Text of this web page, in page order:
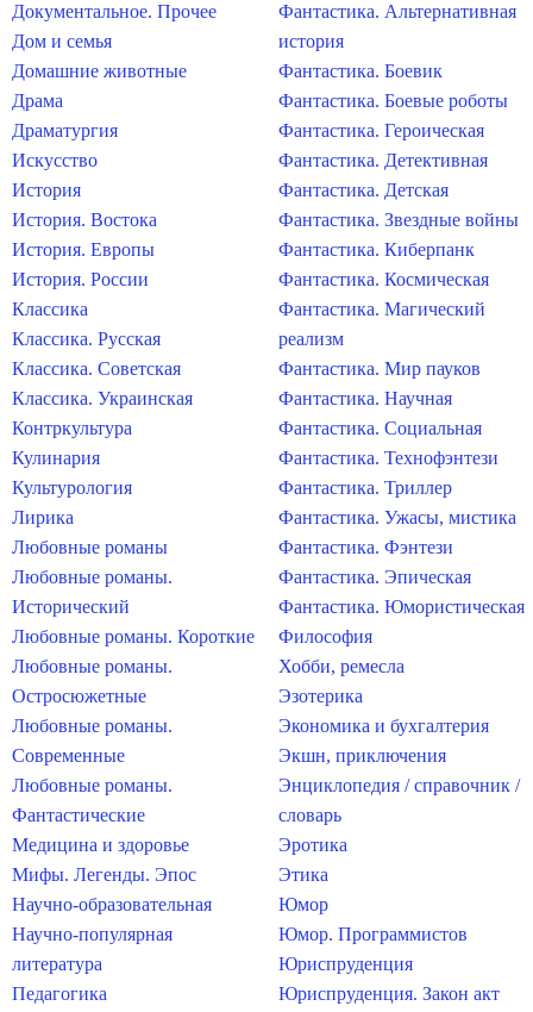
Документальное. Прочее
Дом и семья
Домашние животные
Драма
Драматургия
Искусство
История
История. Востока
История. Европы
История. России
Классика
Классика. Русская
Классика. Советская
Классика. Украинская
Контркультура
Кулинария
Культурология
Лирика
Любовные романы
Любовные романы.
Исторический
Любовные романы. Короткие
Любовные романы.
Остросюжетные
Любовные романы.
Современные
Любовные романы.
Фантастические
Медицина и здоровье
Мифы. Легенды. Эпос
Научно-образовательная
Научно-популярная
литература
Педагогика
Фантастика. Альтернативная
история
Фантастика. Боевик
Фантастика. Боевые роботы
Фантастика. Героическая
Фантастика. Детективная
Фантастика. Детская
Фантастика. Звездные войны
Фантастика. Киберпанк
Фантастика. Космическая
Фантастика. Магический
реализм
Фантастика. Мир пауков
Фантастика. Научная
Фантастика. Социальная
Фантастика. Технофэнтези
Фантастика. Триллер
Фантастика. Ужасы, мистика
Фантастика. Фэнтези
Фантастика. Эпическая
Фантастика. Юмористическая
Философия
Хобби, ремесла
Эзотерика
Экономика и бухгалтерия
Экшн, приключения
Энциклопедия / справочник /
словарь
Эротика
Этика
Юмор
Юмор. Программистов
Юриспруденция
Юриспруденция. Закон акт